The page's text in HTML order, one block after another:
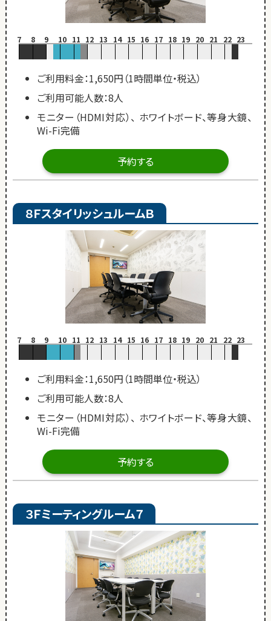
7 8 9 10 11 12 13 14 15 16 17 18 19 20 21 22 23
ご利用料金：1,650円（1時間単位・税込）
ご利用可能人数：8人
モニター（HDMI対応）、 ホワイトボード、等身大鏡、
Wi-Fi完備
予約する
８ＦスタイリッシュルームＢ
7 8 9 10 11 12 13 14 15 16 17 18 19 20 21 22 23
ご利用料金：1,650円（1時間単位・税込）
ご利用可能人数：8人
モニター（HDMI対応）、 ホワイトボード、等身大鏡、
Wi-Fi完備
予約する
３Ｆミーティングルーム７